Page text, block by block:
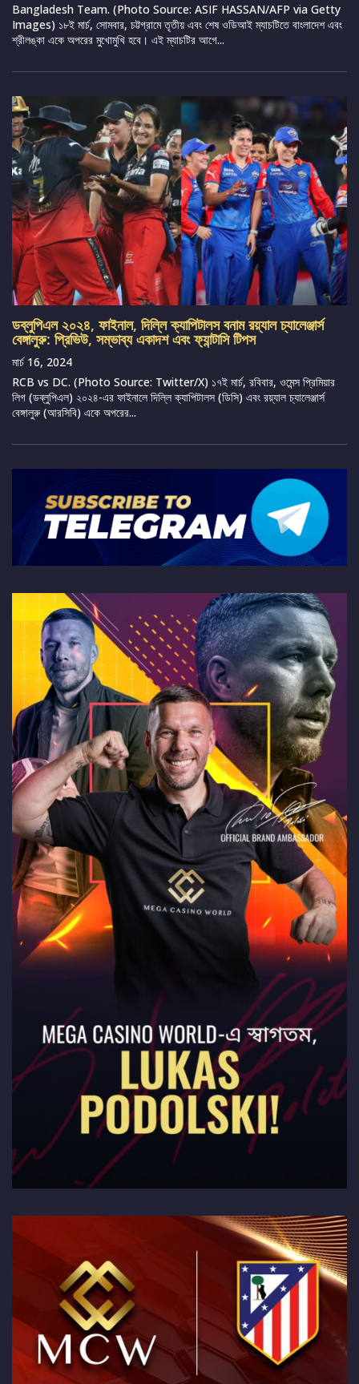
Bangladesh Team. (Photo Source: ASIF HASSAN/AFP via Getty
Images) ১৮ই মার্চ, সোমবার, চট্টগ্রামে তৃতীয় এবং শেষ ওডিআই ম্যাচটিতে বাংলাদেশ এবং
শ্রীলঙ্কা একে অপরের মুখোমুখি হবে। এই ম্যাচটির আগে...
ডব্লুপিএল ২০২৪, ফাইনাল, দিল্লি ক্যাপিটালস বনাম রয়্যাল চ্যালেঞ্জার্স
বেঙ্গালুরু: প্রিভিউ, সম্ভাব্য একাদশ এবং ফ্যান্টাসি টিপস
মার্চ 16, 2024
RCB vs DC. (Photo Source: Twitter/X) ১৭ই মার্চ, রবিবার, ওমেন্স প্রিমিয়ার
লিগ (ডব্লুপিএল) ২০২৪-এর ফাইনালে দিল্লি ক্যাপিটালস (ডিসি) এবং রয়্যাল চ্যালেঞ্জার্স
বেঙ্গালুরু (আরসিবি) একে অপরের...